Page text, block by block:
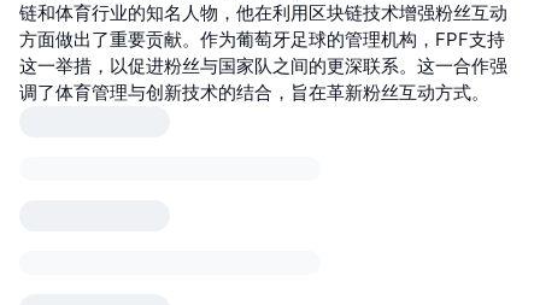
链和体育行业的知名人物，他在利用区块链技术增强粉丝互动
方面做出了重要贡献。作为葡萄牙足球的管理机构，FPF支持
这一举措，以促进粉丝与国家队之间的更深联系。这一合作强
调了体育管理与创新技术的结合，旨在革新粉丝互动方式。